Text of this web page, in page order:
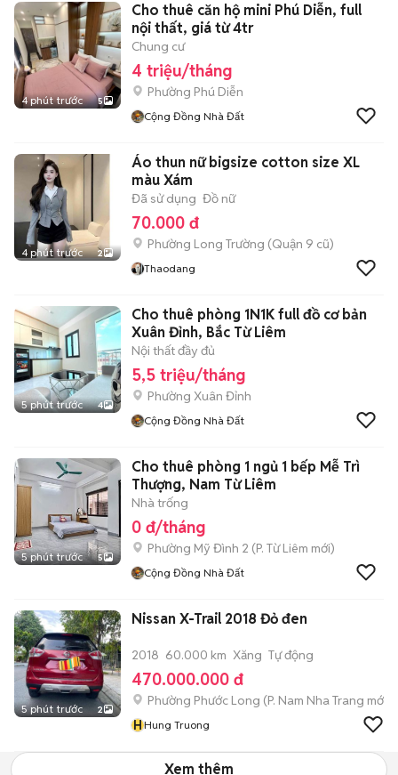
4 phút trước 5
Cho thuê căn hộ mini Phú Diễn, full
nội thất, giá từ 4tr
Chung cư
4 triệu/tháng
Phường Phú Diễn
Cộng Đồng Nhà Đất
4 phút trước 2
Áo thun nữ bigsize cotton size XL
màu Xám
Đã sử dụng Đồ nữ
70.000 đ
Phường Long Trường (Quận 9 cũ)
Thaodang
5 phút trước 4
Cho thuê phòng 1N1K full đồ cơ bản
Xuân Đỉnh, Bắc Từ Liêm
Nội thất đầy đủ
5,5 triệu/tháng
Phường Xuân Đỉnh
Cộng Đồng Nhà Đất
5 phút trước 5
Cho thuê phòng 1 ngủ 1 bếp Mễ Trì
Thượng, Nam Từ Liêm
Nhà trống
0 đ/tháng
Phường Mỹ Đình 2 (P. Từ Liêm mới)
Cộng Đồng Nhà Đất
5 phút trước 2
Nissan X-Trail 2018 Đỏ đen
2018 60.000 km Xăng Tự động
470.000.000 đ
Phường Phước Long (P. Nam Nha Trang mới)
HHung Truong
Xem thêm